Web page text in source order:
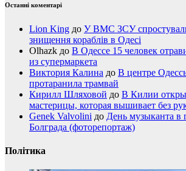
Останні коментарі
Lion King до У ВМС ЗСУ
знищення кораблів в Одесі
Olhazk до В Одессе 15 человек
из супермаркета
Виктория Калина до В центре
протаранила трамвай
Кирилл Шляховой до В Килии
мастерицы, которая вышивает без
Genek Valvolini до День музыканта в
Болграда (фоторепортаж)
Політика